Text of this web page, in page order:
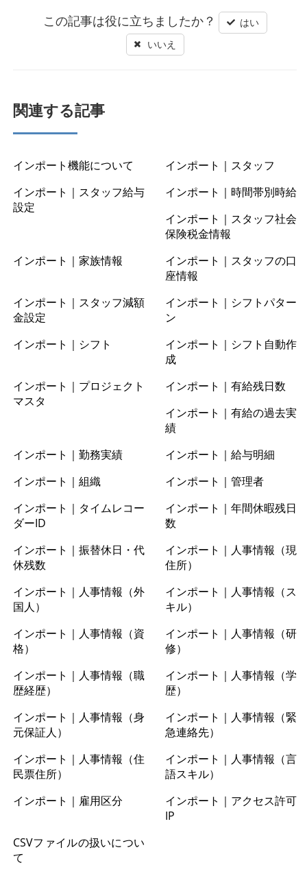
この記事は役に立ちましたか？
はい
いいえ
関連する記事
インポート機能について
インポート｜スタッフ
インポート｜スタッフ給与
設定
インポート｜時間帯別時給
インポート｜スタッフ社会
保険税金情報
インポート｜家族情報
インポート｜スタッフの口
座情報
インポート｜スタッフ減額
金設定
インポート｜シフトパター
ン
インポート｜シフト
インポート｜シフト自動作
成
インポート｜プロジェクト
マスタ
インポート｜有給残日数
インポート｜有給の過去実
績
インポート｜勤務実績
インポート｜給与明細
インポート｜組織
インポート｜管理者
インポート｜タイムレコー
ダーID
インポート｜年間休暇残日
数
インポート｜振替休日・代
休残数
インポート｜人事情報（現
住所）
インポート｜人事情報（外
国人）
インポート｜人事情報（ス
キル）
インポート｜人事情報（資
格）
インポート｜人事情報（研
修）
インポート｜人事情報（職
歴経歴）
インポート｜人事情報（学
歴）
インポート｜人事情報（身
元保証人）
インポート｜人事情報（緊
急連絡先）
インポート｜人事情報（住
民票住所）
インポート｜人事情報（言
語スキル）
インポート｜雇用区分
インポート｜アクセス許可
IP
CSVファイルの扱いについ
て